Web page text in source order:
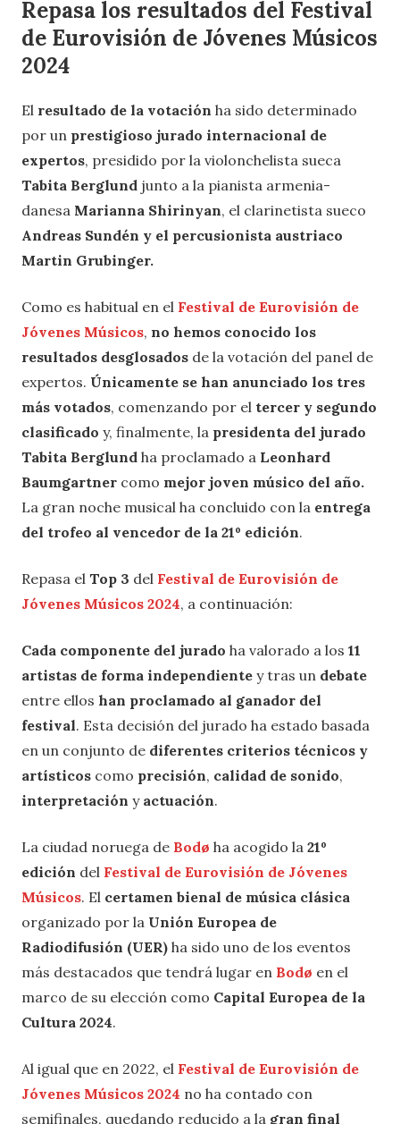
Repasa los resultados del Festival
de Eurovisión de Jóvenes Músicos
2024
El resultado de la votación ha sido determinado
por un prestigioso jurado internacional de
expertos, presidido por la violonchelista sueca
Tabita Berglund junto a la pianista armenia-
danesa Marianna Shirinyan, el clarinetista sueco
Andreas Sundén y el percusionista austriaco
Martin Grubinger.
Como es habitual en el Festival de Eurovisión de
Jóvenes Músicos, no hemos conocido los
resultados desglosados de la votación del panel de
expertos. Únicamente se han anunciado los tres
más votados, comenzando por el tercer y segundo
clasificado y, finalmente, la presidenta del jurado
Tabita Berglund ha proclamado a Leonhard
Baumgartner como mejor joven músico del año.
La gran noche musical ha concluido con la entrega
del trofeo al vencedor de la 21º edición.
Repasa el Top 3 del Festival de Eurovisión de
Jóvenes Músicos 2024, a continuación:
Cada componente del jurado ha valorado a los 11
artistas de forma independiente y tras un debate
entre ellos han proclamado al ganador del
festival. Esta decisión del jurado ha estado basada
en un conjunto de diferentes criterios técnicos y
artísticos como precisión, calidad de sonido,
interpretación y actuación.
La ciudad noruega de Bodø ha acogido la 21º
edición del Festival de Eurovisión de Jóvenes
Músicos. El certamen bienal de música clásica
organizado por la Unión Europea de
Radiodifusión (UER) ha sido uno de los eventos
más destacados que tendrá lugar en Bodø en el
marco de su elección como Capital Europea de la
Cultura 2024.
Al igual que en 2022, el Festival de Eurovisión de
Jóvenes Músicos 2024 no ha contado con
semifinales, quedando reducido a la gran final